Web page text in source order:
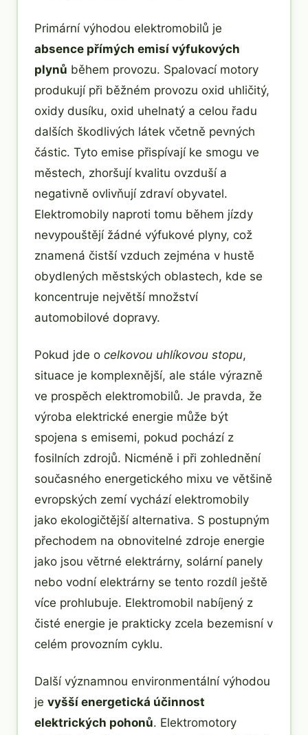
Primární výhodou elektromobilů je
absence přímých emisí výfukových
plynů během provozu. Spalovací motory
produkují při běžném provozu oxid uhličitý,
oxidy dusíku, oxid uhelnatý a celou řadu
dalších škodlivých látek včetně pevných
částic. Tyto emise přispívají ke smogu ve
městech, zhoršují kvalitu ovzduší a
negativně ovlivňují zdraví obyvatel.
Elektromobily naproti tomu během jízdy
nevypouštějí žádné výfukové plyny, což
znamená čistší vzduch zejména v hustě
obydlených městských oblastech, kde se
koncentruje největší množství
automobilové dopravy.
Pokud jde o celkovou uhlíkovou stopu,
situace je komplexnější, ale stále výrazně
ve prospěch elektromobilů. Je pravda, že
výroba elektrické energie může být
spojena s emisemi, pokud pochází z
fosilních zdrojů. Nicméně i při zohlednění
současného energetického mixu ve většině
evropských zemí vychází elektromobily
jako ekologičtější alternativa. S postupným
přechodem na obnovitelné zdroje energie
jako jsou větrné elektrárny, solární panely
nebo vodní elektrárny se tento rozdíl ještě
více prohlubuje. Elektromobil nabíjený z
čisté energie je prakticky zcela bezemisní v
celém provozním cyklu.
Další významnou environmentální výhodou
je vyšší energetická účinnost
elektrických pohonů. Elektromotory